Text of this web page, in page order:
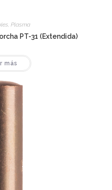
, Plasma
PT-31 (Extendida)
más